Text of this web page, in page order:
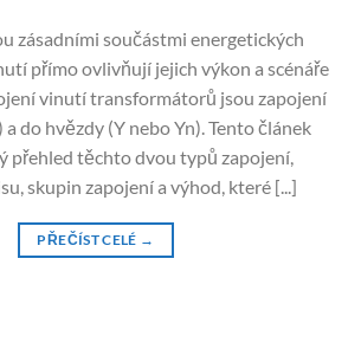
zásadními součástmi energetických
přímo ovlivňují jejich výkon a scénáře
vinutí transformátorů jsou zapojení
do hvězdy (Y nebo Yn). Tento článek
přehled těchto dvou typů zapojení,
skupin zapojení a výhod, které [...]
PŘEČÍST CELÉ →